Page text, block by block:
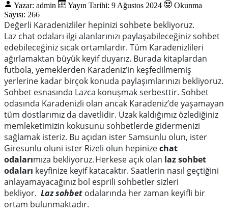
Yazar: admin Yayın Tarihi: 9 Ağustos 2024
Okunma
Sayısı: 266
Değerli Karadenizliler hepinizi sohbete bekliyoruz.
Laz chat odaları ilgi alanlarınızı paylaşabileceğiniz sohbet
edebileceğiniz sıcak ortamlardır. Tüm Karadenizlileri
ağırlamaktan büyük keyif duyarız. Burada kitaplardan
futbola, yemeklerden Karadeniz’in keşfedilmemiş
yerlerine kadar birçok konuda paylaşımlarınızı bekliyoruz.
Sohbet esnasında Lazca konuşmak serbesttir. Sohbet
odasında Karadenizli olan ancak Karadeniz’de yaşamayan
tüm dostlarımız da davetlidir. Uzak kaldığımız özlediğiniz
memleketimizin kokusunu sohbetlerde gidermenizi
sağlamak isteriz. Bu açıdan ister Samsunlu olun, ister
Giresunlu oluni ister Rizeli olun hepinizechat
odalarımıza bekliyoruz.Herkese açık olan laz sohbet
odaları keyfinize keyif katacaktır. Saatlerin nasıl geçtiğini
anlayamayacağınız bol esprili sohbetler sizleri
bekliyor. Laz sohbet odalarında her zaman keyifli bir
ortam bulunmaktadır.